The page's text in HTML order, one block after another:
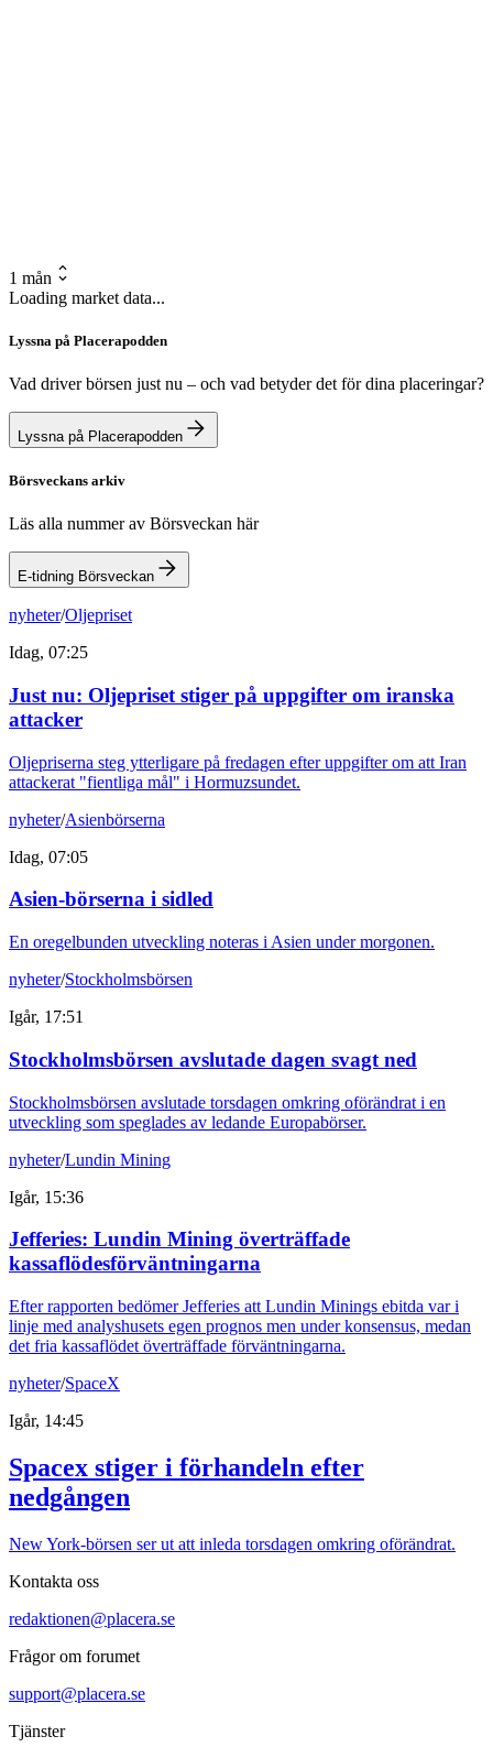
1 mån
Loading market data...
Lyssna på Placerapodden
Vad driver börsen just nu – och vad betyder det för dina placeringar?
Lyssna på Placerapodden
Börsveckans arkiv
Läs alla nummer av Börsveckan här
E-tidning Börsveckan
nyheter/Oljepriset
Idag, 07:25
Just nu: Oljepriset stiger på uppgifter om iranska
attacker
Oljepriserna steg ytterligare på fredagen efter uppgifter om att Iran
attackerat "fientliga mål" i Hormuzsundet.
nyheter/Asienbörserna
Idag, 07:05
Asien-börserna i sidled
En oregelbunden utveckling noteras i Asien under morgonen.
nyheter/Stockholmsbörsen
Igår, 17:51
Stockholmsbörsen avslutade dagen svagt ned
Stockholmsbörsen avslutade torsdagen omkring oförändrat i en
utveckling som speglades av ledande Europabörser.
nyheter/Lundin Mining
Igår, 15:36
Jefferies: Lundin Mining överträffade
kassaflödesförväntningarna
Efter rapporten bedömer Jefferies att Lundin Minings ebitda var i
linje med analyshusets egen prognos men under konsensus, medan
det fria kassaflödet överträffade förväntningarna.
nyheter/SpaceX
Igår, 14:45
Spacex stiger i förhandeln efter
nedgången
New York-börsen ser ut att inleda torsdagen omkring oförändrat.
Kontakta oss
redaktionen@placera.se
Frågor om forumet
support@placera.se
Tjänster